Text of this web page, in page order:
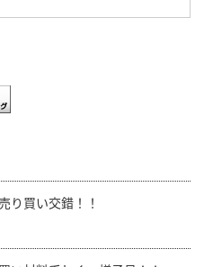
り買い交錯！！